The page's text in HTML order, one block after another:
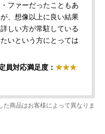
ファーだったこともあ
、想像以上に良い結果
しい方が常駐している
いという方にとっては
員対応満足度： ★★★
商品はお客様によって異なりま